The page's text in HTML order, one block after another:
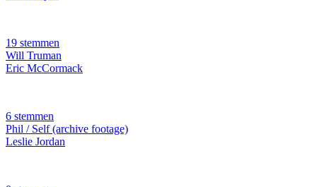
19 stemmen
Will Truman
Eric McCormack
6 stemmen
Phil / Self (archive footage)
Leslie Jordan